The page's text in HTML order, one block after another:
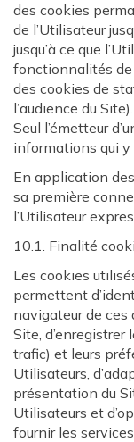
des cookies
de l’Utilisateur
jusqu’à ce que
fonctionnalités
des cookies de
l’audience du Site).
Seul l’émetteur
informations qui
En application
sa première
l’Utilisateur
10.1. Finalité
Les cookies
permettent
navigateur de ces
Site, d’enregistrer
trafic) et leurs
Utilisateurs,
présentation du
Utilisateurs et
fournir les